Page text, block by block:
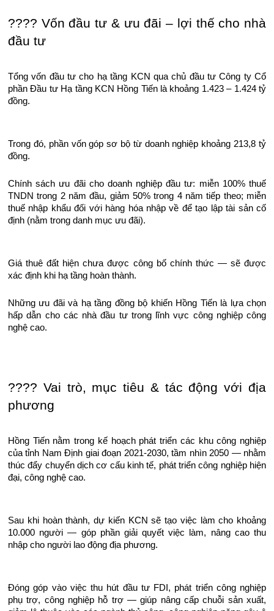
???? Vốn đầu tư & ưu đãi – lợi thế cho nhà
đầu tư
Tổng vốn đầu tư cho hạ tầng KCN qua chủ đầu tư Công ty Cổ
phần Đầu tư Hạ tầng KCN Hồng Tiến là khoảng 1.423 – 1.424 tỷ
đồng.
Trong đó, phần vốn góp sơ bộ từ doanh nghiệp khoảng 213,8 tỷ
đồng.
Chính sách ưu đãi cho doanh nghiệp đầu tư: miễn 100% thuế
TNDN trong 2 năm đầu, giảm 50% trong 4 năm tiếp theo; miễn
thuế nhập khẩu đối với hàng hóa nhập về để tạo lập tài sản cố
định (nằm trong danh mục ưu đãi).
Giá thuê đất hiện chưa được công bố chính thức — sẽ được
xác định khi hạ tầng hoàn thành.
Những ưu đãi và hạ tầng đồng bộ khiến Hồng Tiến là lựa chọn
hấp dẫn cho các nhà đầu tư trong lĩnh vực công nghiệp công
nghệ cao.
???? Vai trò, mục tiêu & tác động với địa
phương
Hồng Tiến nằm trong kế hoạch phát triển các khu công nghiệp
của tỉnh Nam Định giai đoạn 2021-2030, tầm nhìn 2050 — nhằm
thúc đẩy chuyển dịch cơ cấu kinh tế, phát triển công nghiệp hiện
đại, công nghệ cao.
Sau khi hoàn thành, dự kiến KCN sẽ tạo việc làm cho khoảng
10.000 người — góp phần giải quyết việc làm, nâng cao thu
nhập cho người lao động địa phương.
Đóng góp vào việc thu hút đầu tư FDI, phát triển công nghiệp
phụ trợ, công nghiệp hỗ trợ — giúp nâng cấp chuỗi sản xuất,